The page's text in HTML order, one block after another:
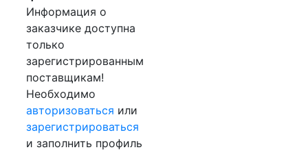
Информация о
заказчике доступна
только
зарегистрированным
поставщикам!
Необходимо
авторизоваться или
зарегистрироваться
и заполнить профиль